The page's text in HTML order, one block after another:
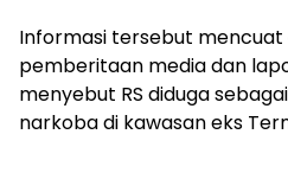
‎Informasi tersebut
pemberitaan media dan
menyebut RS diduga
narkoba di kawasan eks